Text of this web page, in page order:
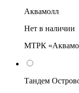
Аквамолл
Нет в наличии
МТРК
Тандем